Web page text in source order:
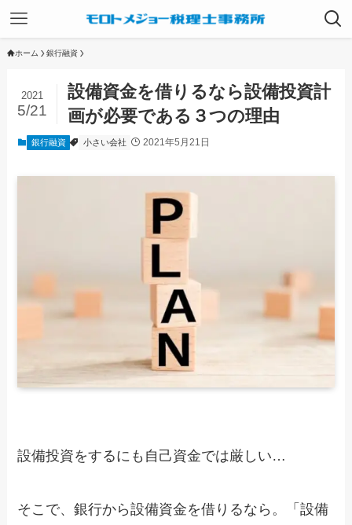
ホーム 銀行融資
設備資金を借りるなら設備投資計
画が必要である３つの理由
2021
5/21
銀行融資 小さい会社 2021年5月21日
設備投資をするにも自己資金では厳しい…
そこで、銀行から設備資金を借りるなら。「設備